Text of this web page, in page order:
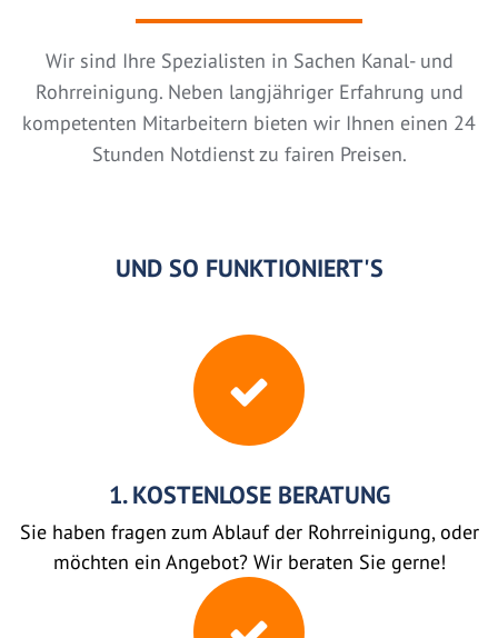
Wir sind Ihre Spezialisten in Sachen Kanal- und
Rohrreinigung. Neben langjähriger Erfahrung und
kompetenten Mitarbeitern bieten wir Ihnen einen 24
Stunden Notdienst zu fairen Preisen.
UND SO FUNKTIONIERT'S
1. KOSTENLOSE BERATUNG
Sie haben fragen zum Ablauf der Rohrreinigung, oder
möchten ein Angebot? Wir beraten Sie gerne!